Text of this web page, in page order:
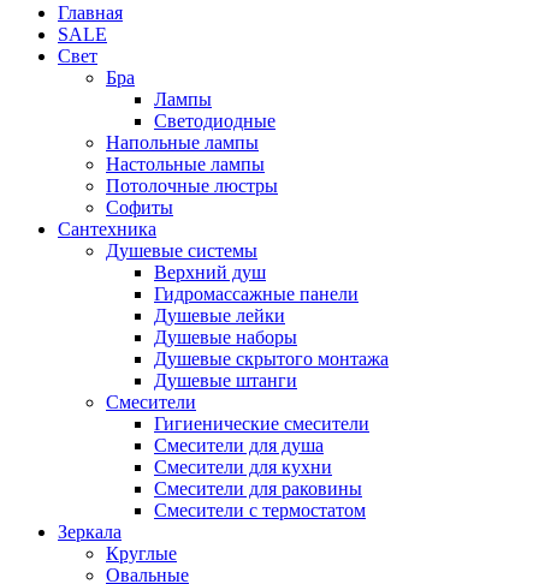
Главная
SALE
Свет
Бра
Лампы
Светодиодные
Напольные лампы
Настольные лампы
Потолочные люстры
Софиты
Сантехника
Душевые системы
Верхний душ
Гидромассажные панели
Душевые лейки
Душевые наборы
Душевые скрытого монтажа
Душевые штанги
Смесители
Гигиенические смесители
Смесители для душа
Смесители для кухни
Смесители для раковины
Смесители с термостатом
Зеркала
Круглые
Овальные